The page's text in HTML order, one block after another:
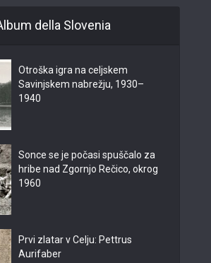
della Slovenia
Otroška igra na celjskem
Savinjskem nabrežju, 1930–
1940
Sonce se je počasi spuščalo za
hribe nad Zgornjo Rečico, okrog
1960
Prvi zlatar v Celju: Pettrus
Aurifaber